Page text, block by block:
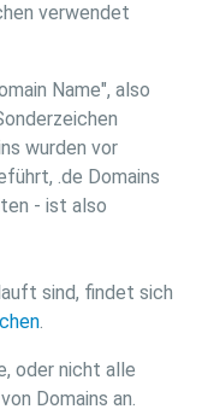
verwendet
Name", also
wurden vor
.de Domains
- ist also
sind, findet sich
.
oder nicht alle
Domains an.